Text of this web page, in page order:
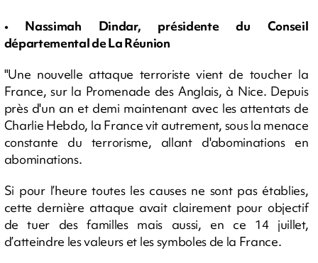
• Nassimah Dindar, présidente du Conseil
départemental de La Réunion
"Une nouvelle attaque terroriste vient de toucher la
France, sur la Promenade des Anglais, à Nice. Depuis
près d'un an et demi maintenant avec les attentats de
Charlie Hebdo, la France vit autrement, sous la menace
constante du terrorisme, allant d'abominations en
abominations.
Si pour l’heure toutes les causes ne sont pas établies,
cette dernière attaque avait clairement pour objectif
de tuer des familles mais aussi, en ce 14 juillet,
d’atteindre les valeurs et les symboles de la France.